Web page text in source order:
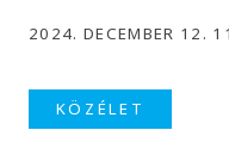
2024. DECEMBER 12.
KÖZÉLET